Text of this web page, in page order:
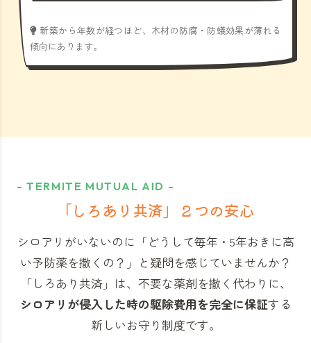
新築から年数が経つほど、木材の防腐・防蟻効果が薄れる
傾向にあります。
- TERMITE MUTUAL AID -
「しろあり共済」 ２つの安心
シロアリがいないのに「どうして毎年・5年おきに高
い予防薬を撒くの？」と 疑問を感じていませんか？
「しろあり共済」 は、不要な薬剤を撒く代わりに、
シロアリが侵入した時の駆除費用を完全に保証する
新しいお守り制度です。